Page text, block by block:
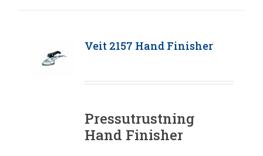
Veit 2157 Hand Finisher
Pressutrustning
Hand Finisher